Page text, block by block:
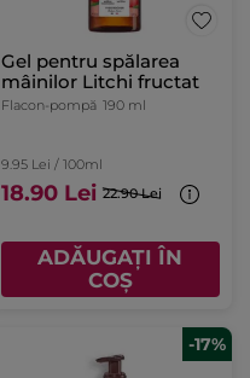
Gel pentru spălarea
mâinilor Litchi fructat
Flacon-pompă 190 ml
9.95 Lei / 100ml
18.90 Lei 22.90 Lei
ADĂUGAȚI ÎN
COȘ
-17%